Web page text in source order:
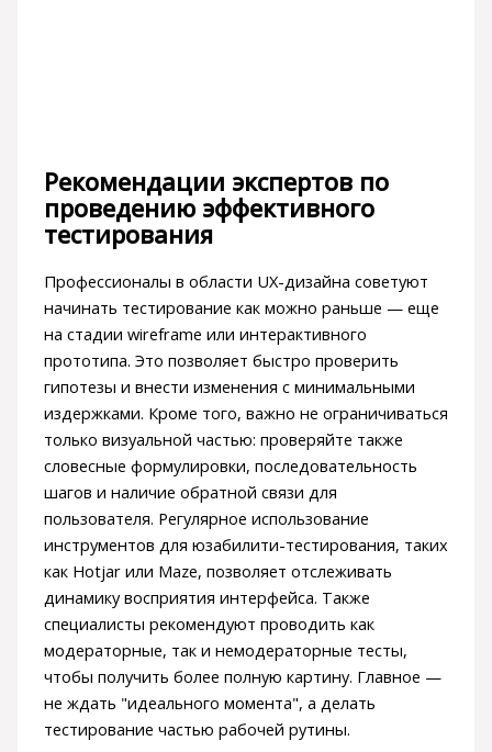
Рекомендации экспертов по
проведению эффективного
тестирования
Профессионалы в области UX-дизайна советуют
начинать тестирование как можно раньше — еще
на стадии wireframe или интерактивного
прототипа. Это позволяет быстро проверить
гипотезы и внести изменения с минимальными
издержками. Кроме того, важно не ограничиваться
только визуальной частью: проверяйте также
словесные формулировки, последовательность
шагов и наличие обратной связи для
пользователя. Регулярное использование
инструментов для юзабилити-тестирования, таких
как Hotjar или Maze, позволяет отслеживать
динамику восприятия интерфейса. Также
специалисты рекомендуют проводить как
модераторные, так и немодераторные тесты,
чтобы получить более полную картину. Главное —
не ждать "идеального момента", а делать
тестирование частью рабочей рутины.